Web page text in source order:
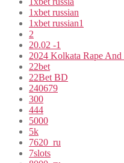
1xbet russian
1xbet russian1
2
20.02 -1
2024 Kolkata Rape
22bet
22Bet BD
240679
300
444
5000
5k
7620_ru
7slots